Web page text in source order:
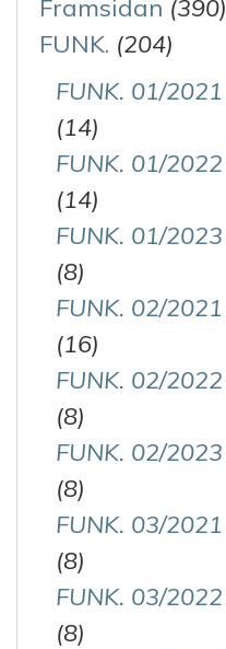
Framsidan (390)
FUNK. (204)
FUNK. 01/2021
(14)
FUNK. 01/2022
(14)
FUNK. 01/2023
(8)
FUNK. 02/2021
(16)
FUNK. 02/2022
(8)
FUNK. 02/2023
(8)
FUNK. 03/2021
(8)
FUNK. 03/2022
(8)